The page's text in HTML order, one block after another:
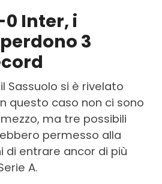
0 Inter, i
3
Sassuolo si è rivelato
questo caso non ci sono
ma tre possibili
permesso alla
di entrare ancor di più
A.